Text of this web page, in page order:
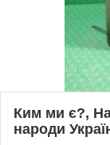
Ким ми є?,
народи